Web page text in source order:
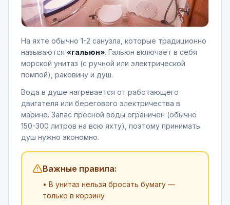
На яхте обычно 1-2 санузла, которые традиционно
называются «гальюн». Гальюн включает в себя
морской унитаз (с ручной или электрической
помпой), раковину и душ.
Вода в душе нагревается от работающего
двигателя или берегового электричества в
марине. Запас пресной воды ограничен (обычно
150-300 литров на всю яхту), поэтому принимать
душ нужно экономно.
Важные правила:
• В унитаз нельзя бросать бумагу —
только в корзину